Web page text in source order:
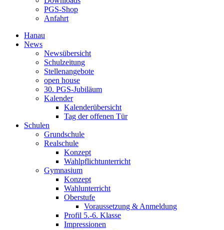
PGS-Shop
Anfahrt
Hanau
News
Newsübersicht
Schulzeitung
Stellenangebote
open house
30. PGS-Jubiläum
Kalender
Kalenderübersicht
Tag der offenen Tür
Schulen
Grundschule
Realschule
Konzept
Wahlpflichtunterricht
Gymnasium
Konzept
Wahlunterricht
Oberstufe
Voraussetzung & Anmeldung
Profil 5.-6. Klasse
Impressionen